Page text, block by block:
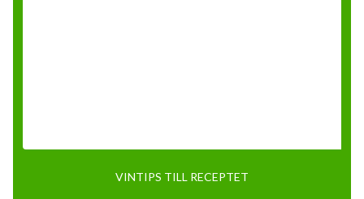
VINTIPS TILL RECEPTET